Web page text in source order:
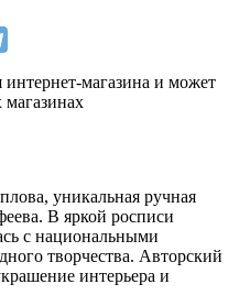
интернет-магазина и может
магазинах
уникальная ручная
В яркой росписи
с национальными
творчества. Авторский
интерьера и